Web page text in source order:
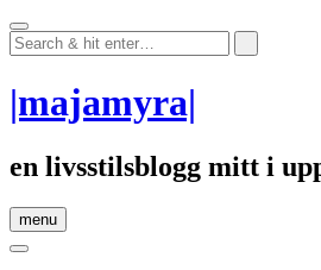
Skip
to
content
|majamyra|
en livsstilsblogg mitt i
menu